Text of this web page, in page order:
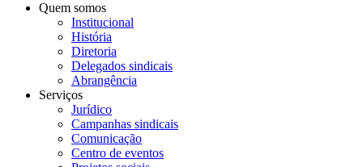
Quem somos
Institucional
História
Diretoria
Delegados sindicais
Abrangência
Serviços
Jurídico
Campanhas sindicais
Comunicação
Centro de eventos